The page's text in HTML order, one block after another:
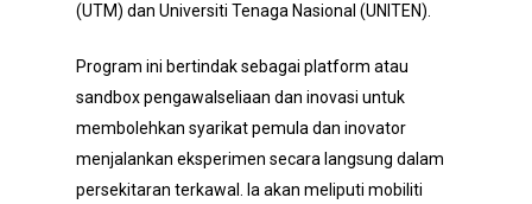
(UTM) dan Universiti Tenaga Nasional (UNITEN).
Program ini bertindak sebagai platform atau
sandbox pengawalseliaan dan inovasi untuk
membolehkan syarikat pemula dan inovator
menjalankan eksperimen secara langsung dalam
persekitaran terkawal. Ia akan meliputi mobiliti